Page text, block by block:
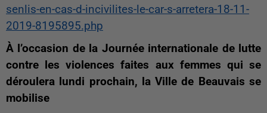
senlis-en-cas-d-incivilites-le-car-s-arretera-18-11-
2019-8195895.php
À l’occasion de la Journée internationale de lutte
contre les violences faites aux femmes qui se
déroulera lundi prochain, la Ville de Beauvais se
mobilise